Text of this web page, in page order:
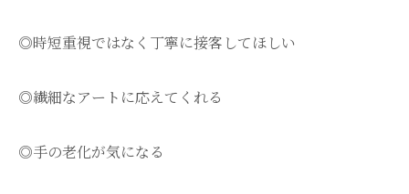
◎時短重視ではなく丁寧に接客してほしい
◎繊細なアートに応えてくれる
◎手の老化が気になる